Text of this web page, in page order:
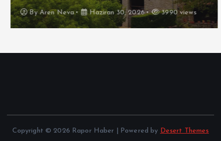
ByAren Neva Haziran 30, 2026 3990 views
Copyright © 2026 Rapor Haber | Powered by Desert Themes